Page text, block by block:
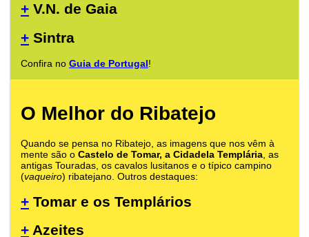
+ V.N. de Gaia
+ Sintra
Confira no Guia de Portugal!
O Melhor do Ribatejo
Quando se pensa no Ribatejo, as imagens que nos vêm à
mente são o Castelo de Tomar, a Cidadela Templária , as
antigas Touradas, os cavalos lusitanos e o típico campino
(vaqueiro) ribatejano. Outros destaques:
+ Tomar e os Templários
+ Azeites